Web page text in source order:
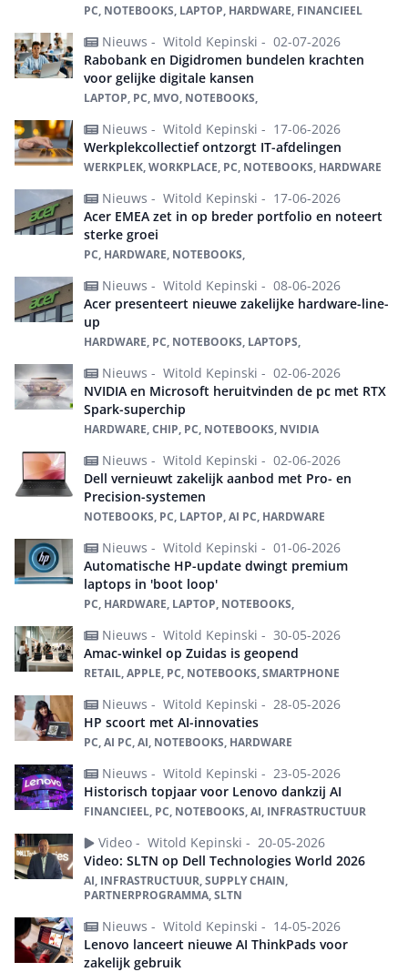
PC, NOTEBOOKS, LAPTOP, HARDWARE, FINANCIEEL
Nieuws - Witold Kepinski - 02-07-2026
Rabobank en Digidromen bundelen krachten
voor gelijke digitale kansen
LAPTOP, PC, MVO, NOTEBOOKS,
Nieuws - Witold Kepinski - 17-06-2026
Werkplekcollectief ontzorgt IT-afdelingen
WERKPLEK, WORKPLACE, PC, NOTEBOOKS, HARDWARE
Nieuws - Witold Kepinski - 17-06-2026
Acer EMEA zet in op breder portfolio en noteert
sterke groei
PC, HARDWARE, NOTEBOOKS,
Nieuws - Witold Kepinski - 08-06-2026
Acer presenteert nieuwe zakelijke hardware-line-
up
HARDWARE, PC, NOTEBOOKS, LAPTOPS,
Nieuws - Witold Kepinski - 02-06-2026
NVIDIA en Microsoft heruitvinden de pc met RTX
Spark-superchip
HARDWARE, CHIP, PC, NOTEBOOKS, NVIDIA
Nieuws - Witold Kepinski - 02-06-2026
Dell vernieuwt zakelijk aanbod met Pro- en
Precision-systemen
NOTEBOOKS, PC, LAPTOP, AI PC, HARDWARE
Nieuws - Witold Kepinski - 01-06-2026
Automatische HP-update dwingt premium
laptops in 'boot loop'
PC, HARDWARE, LAPTOP, NOTEBOOKS,
Nieuws - Witold Kepinski - 30-05-2026
Amac-winkel op Zuidas is geopend
RETAIL, APPLE, PC, NOTEBOOKS, SMARTPHONE
Nieuws - Witold Kepinski - 28-05-2026
HP scoort met AI-innovaties
PC, AI PC, AI, NOTEBOOKS, HARDWARE
Nieuws - Witold Kepinski - 23-05-2026
Historisch topjaar voor Lenovo dankzij AI
FINANCIEEL, PC, NOTEBOOKS, AI, INFRASTRUCTUUR
Video - Witold Kepinski - 20-05-2026
Video: SLTN op Dell Technologies World 2026
AI, INFRASTRUCTUUR, SUPPLY CHAIN,
PARTNERPROGRAMMA, SLTN
Nieuws - Witold Kepinski - 14-05-2026
Lenovo lanceert nieuwe AI ThinkPads voor
zakelijk gebruik